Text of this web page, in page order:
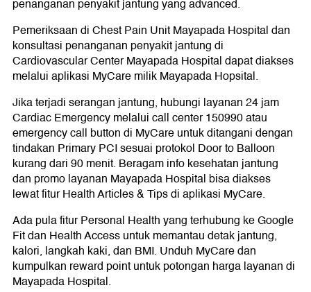
penanganan penyakit jantung yang advanced.
Pemeriksaan di Chest Pain Unit Mayapada Hospital dan
konsultasi penanganan penyakit jantung di
Cardiovascular Center Mayapada Hospital dapat diakses
melalui aplikasi MyCare milik Mayapada Hopsital.
Jika terjadi serangan jantung, hubungi layanan 24 jam
Cardiac Emergency melalui call center 150990 atau
emergency call button di MyCare untuk ditangani dengan
tindakan Primary PCI sesuai protokol Door to Balloon
kurang dari 90 menit. Beragam info kesehatan jantung
dan promo layanan Mayapada Hospital bisa diakses
lewat fitur Health Articles & Tips di aplikasi MyCare.
Ada pula fitur Personal Health yang terhubung ke Google
Fit dan Health Access untuk memantau detak jantung,
kalori, langkah kaki, dan BMI. Unduh MyCare dan
kumpulkan reward point untuk potongan harga layanan di
Mayapada Hospital.